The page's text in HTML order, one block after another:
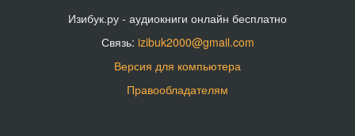
Изибук.ру - аудиокниги онлайн бесплатно
Связь: izibuk2000@gmail.com
Версия для компьютера
Правообладателям